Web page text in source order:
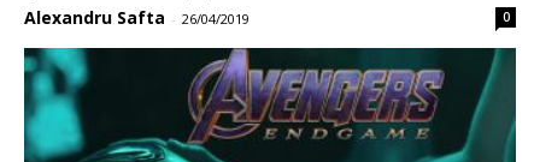
Alexandru Safta - 26/04/2019 0